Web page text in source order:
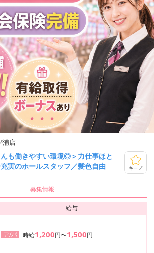
浦店
も働きやすい環境◎＞力仕事ほと
実のホールスタッフ／髪色自由
キープ
募集情報
給与
ア/パ 時給1,200円〜1,500円